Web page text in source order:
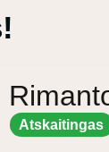
Atskaitingas